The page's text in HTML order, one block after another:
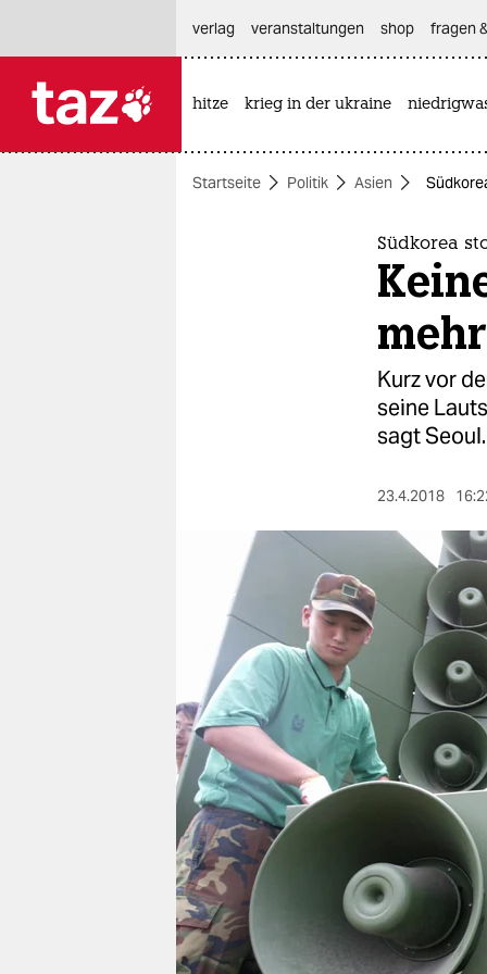
themen
wahrheit
verlag
verlag
veranstaltungen
shop
fragen & hilfe
unterstützen
abo
genossenschaft
verlag
veranstaltungen shop fragen
hitze krieg in der ukraine
Startseite Politik Asien
Südkorea
mehr
Kurz vor
seine
sagt Seoul.
23.4.2018